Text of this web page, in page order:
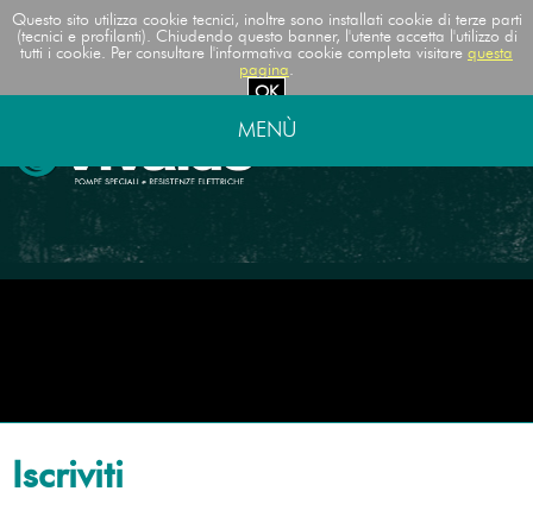
Questo sito utilizza cookie tecnici, inoltre sono installati cookie di terze parti
(tecnici e profilanti). Chiudendo questo banner, l'utente accetta l'utilizzo di
tutti i cookie. Per consultare l'informativa cookie completa visitare questa
pagina.
OK
MENÙ
Iscriviti